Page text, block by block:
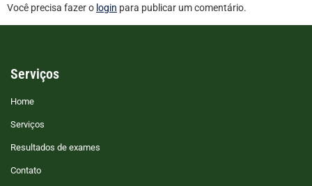
Você precisa fazer o login para publicar um comentário.
Serviços
Home
Serviços
Resultados de exames
Contato